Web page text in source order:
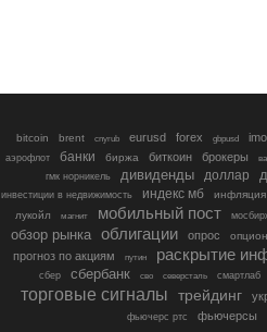
bitcoin brent cnyrub eurusd forex gbpusd
аэрофлот банки биржа биткоин брокеры
гмк норникель
дивиденды доллар
инвестиции в недвижимость индекс мб
инфляция
лукойл
магнит мобильный пост
обзор рынка облигации опрос
прогноз по акциям путин раскрытие
сбер сбербанк сво северсталь смартлаб
торговые сигналы трейдинг
фьючерс ртс фьючерсы